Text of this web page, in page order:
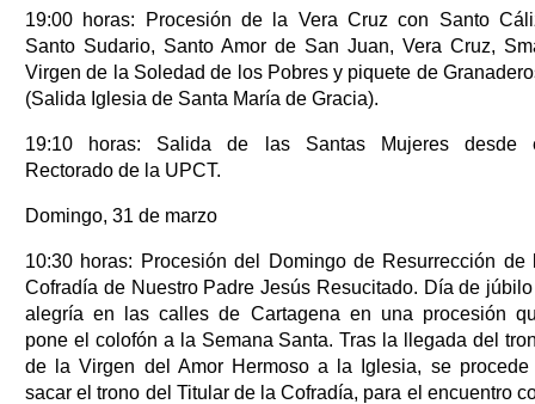
19:00 horas: Procesión de la Vera Cruz con Santo
Santo Sudario, Santo Amor de San Juan, Vera Cruz,
Virgen de la Soledad de los Pobres y piquete de
(Salida Iglesia de Santa María de Gracia).
19:10 horas: Salida de las Santas Mujeres desde
Rectorado de la UPCT.
Domingo, 31 de marzo
10:30 horas: Procesión del Domingo de Resurrección de
Cofradía de Nuestro Padre Jesús Resucitado. Día de
alegría en las calles de Cartagena en una procesión
pone el colofón a la Semana Santa. Tras la llegada del
de la Virgen del Amor Hermoso a la Iglesia, se procede
sacar el trono del Titular de la Cofradía, para el encuentro